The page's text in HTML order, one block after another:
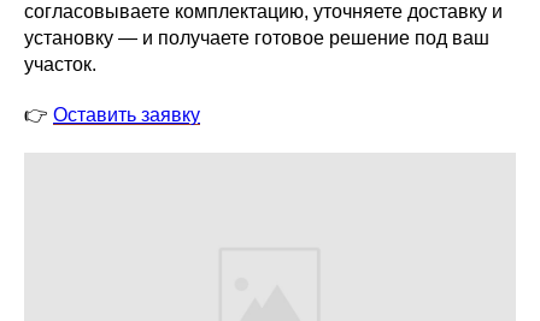
согласовываете комплектацию, уточняете доставку и
установку — и получаете готовое решение под ваш
участок.
👉 Оставить заявку